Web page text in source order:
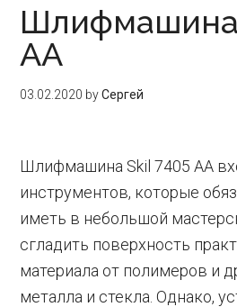
Шлифмашина
AA
03.02.2020 byСергей
Шлифмашина Skil 7405 AA
инструментов, которые
иметь в небольшой
сгладить поверхность
материала от полимеров и
металла и стекла. Однако,